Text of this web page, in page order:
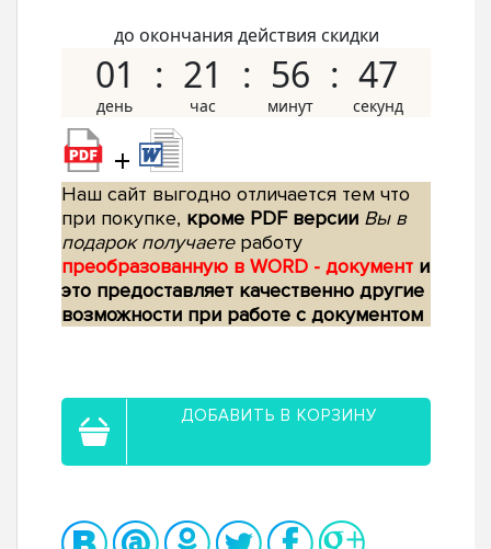
до окончания действия скидки
01 21 56 46
+
Наш сайт выгодно отличается тем что
при покупке, кроме PDF версии Вы в
подарок получаетеработу
преобразованную в WORD - документ и
это предоставляет качественно другие
возможности при работе с документом
ДОБАВИТЬ В КОРЗИНУ